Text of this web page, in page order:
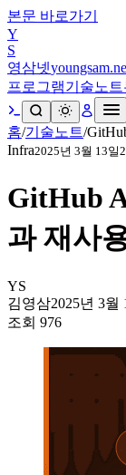
본문 바로가기
Y
S
영삼넷
프로그램기술노트
홈/기술노트/
Infra2025년 3월 13일2
GitHub
과 재사
YS
김영삼2025년 3월
조회 976